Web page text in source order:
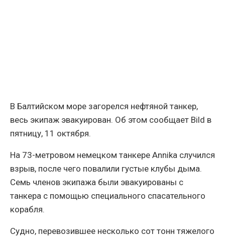
В Балтийском море загорелся нефтяной танкер,
весь экипаж эвакуирован. Об этом сообщает Bild в
пятницу, 11 октября.
На 73-метровом немецком танкере Annika случился
взрыв, после чего повалили густые клубы дыма.
Семь членов экипажа были эвакуированы с
танкера с помощью специального спасательного
корабля.
Судно, перевозившее несколько сот тонн тяжелого